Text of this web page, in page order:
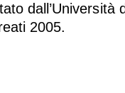
dall’Università
2005.